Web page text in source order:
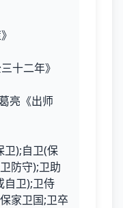
十二年》
亮《出师
卫);自卫(保
防守);卫助
自卫);卫侍
家卫国;卫卒